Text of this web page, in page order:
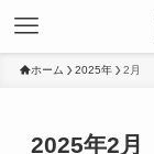
ホーム 2025年 2月
2025年2月